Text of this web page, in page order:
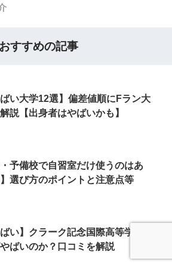
おすすめの記事
ばい大学12選】偏差値順にFラン大
説【出身者はやばいかも】
・予備校で自習室だけ使うのはあ
選び方のポイントと注意点等
ばい】クラーク記念国際高等学校は
ばいのか？口コミを解説